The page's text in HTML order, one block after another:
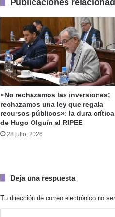
3 agosto, 2026
Tres
3 agosto, 2026
30 julio, 2026
Publicaciones
«No rechazamos las inversiones;
rechazamos una ley que regala
recursos públicos»: la dura crítica
de Hugo Olguín al RIPEE
28 julio, 2026
Deja una respuesta
Tu dirección de correo electrónico no